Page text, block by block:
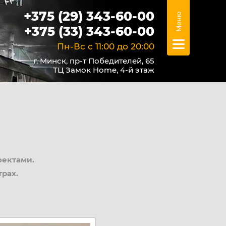
+375 (29) 343-60-00
+375 (33) 343-60-00
Пн-Вс с 11:00 до 20:00
г. Минск, пр-т Победителей, 65
ТЦ Замок Home, 4-й этаж